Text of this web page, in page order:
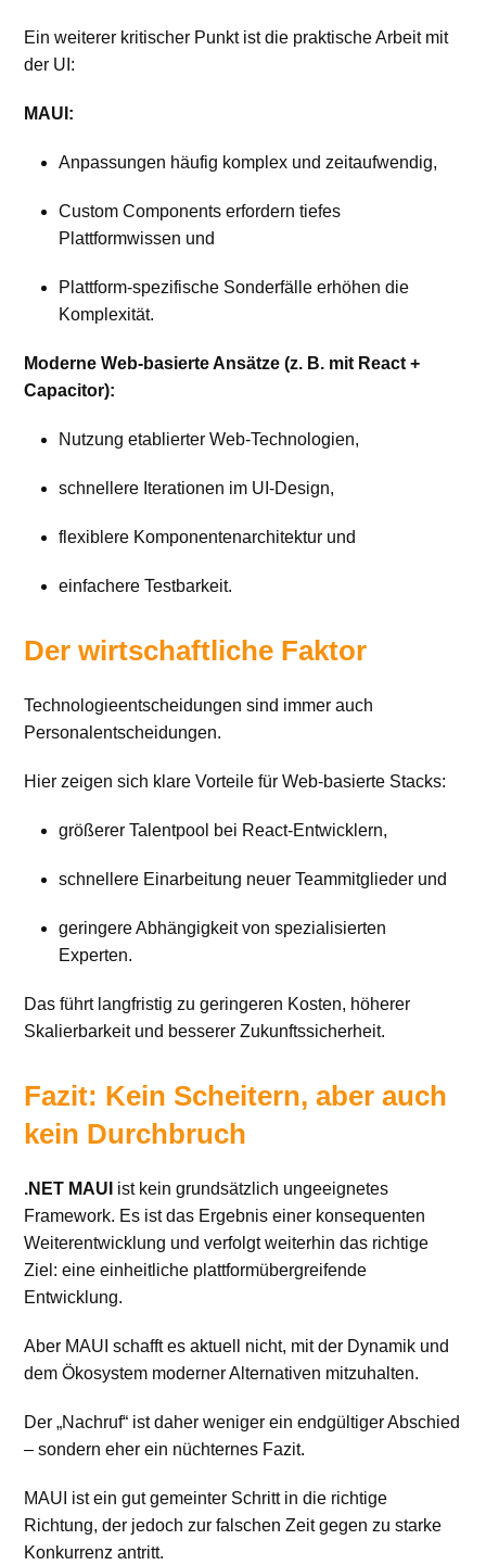
Ein weiterer kritischer Punkt ist die praktische Arbeit mit
der UI:
MAUI:
Anpassungen häufig komplex und zeitaufwendig,
Custom Components erfordern tiefes
Plattformwissen und
Plattform-spezifische Sonderfälle erhöhen die
Komplexität.
Moderne Web-basierte Ansätze (z. B. mit React +
Capacitor):
Nutzung etablierter Web-Technologien,
schnellere Iterationen im UI-Design,
flexiblere Komponentenarchitektur und
einfachere Testbarkeit.
Der wirtschaftliche Faktor
Technologieentscheidungen sind immer auch
Personalentscheidungen.
Hier zeigen sich klare Vorteile für Web-basierte Stacks:
größerer Talentpool bei React-Entwicklern,
schnellere Einarbeitung neuer Teammitglieder und
geringere Abhängigkeit von spezialisierten
Experten.
Das führt langfristig zu geringeren Kosten, höherer
Skalierbarkeit und besserer Zukunftssicherheit.
Fazit: Kein Scheitern, aber auch
kein Durchbruch
.NET MAUI ist kein grundsätzlich ungeeignetes
Framework. Es ist das Ergebnis einer konsequenten
Weiterentwicklung und verfolgt weiterhin das richtige
Ziel: eine einheitliche plattformübergreifende
Entwicklung.
Aber MAUI schafft es aktuell nicht, mit der Dynamik und
dem Ökosystem moderner Alternativen mitzuhalten.
Der „Nachruf“ ist daher weniger ein endgültiger Abschied
– sondern eher ein nüchternes Fazit.
MAUI ist ein gut gemeinter Schritt in die richtige
Richtung, der jedoch zur falschen Zeit gegen zu starke
Konkurrenz antritt.